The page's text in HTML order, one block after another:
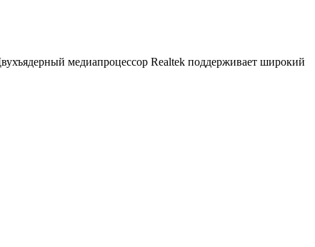
медиапроцессор Realtek поддерживает широкий